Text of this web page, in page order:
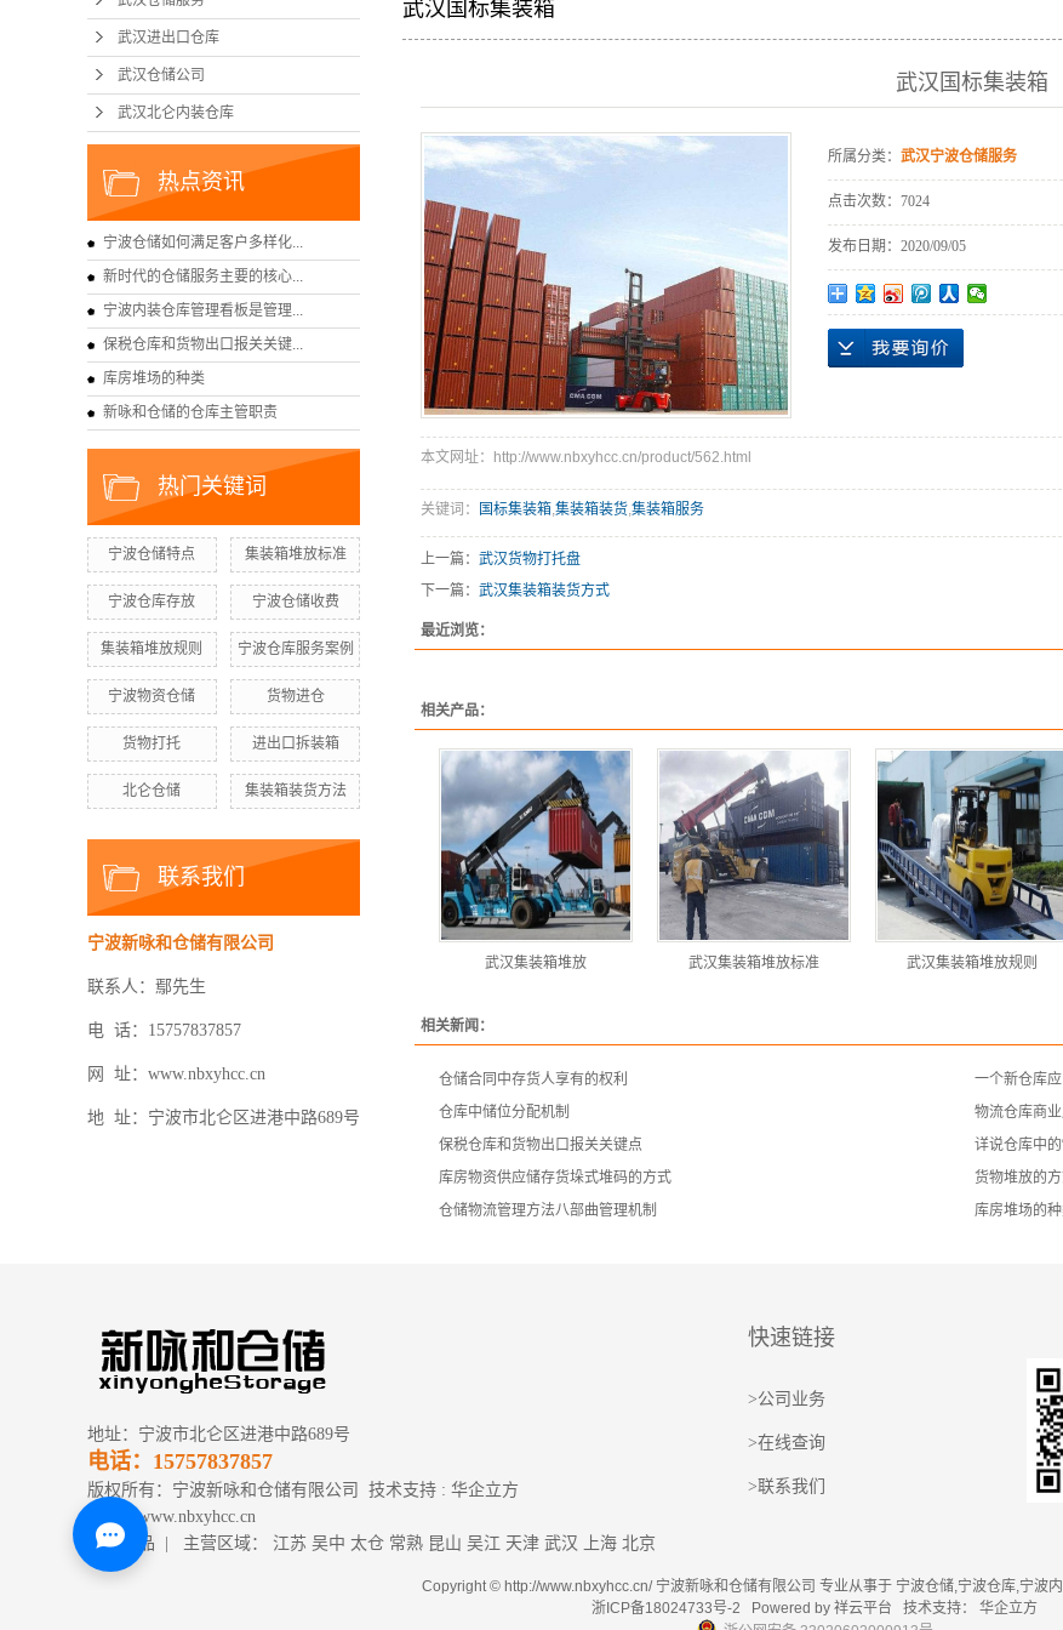
武汉进出口仓库
武汉仓储公司
武汉北仑内装仓库
热点资讯
宁波仓储如何满足客户多样化...
新时代的仓储服务主要的核心...
宁波内装仓库管理看板是管理...
保税仓库和货物出口报关关键...
库房堆场的种类
新咏和仓储的仓库主管职责
热门关键词
宁波仓储特点 集装箱堆放标准
宁波仓库存放 宁波仓储收费
集装箱堆放规则 宁波仓库服务案例
宁波物资仓储 货物进仓
货物打托 进出口拆装箱
北仑仓储 集装箱装货方法
联系我们
宁波新咏和仓储有限公司
联系人：鄢先生
电 话：15757837857
网 址：www.nbxyhcc.cn
地 址：宁波市北仑区进港中路689号
武汉国标集装箱
武汉国标集装箱
所属分类： 武汉宁波仓储服务
点击次数： 7024
发布日期： 2020/09/05
本文网址：http://www.nbxyhcc.cn/product/562.html
关键词： 国标集装箱,集装箱装货,集装箱服务
上一篇： 武汉货物打托盘
下一篇： 武汉集装箱装货方式
最近浏览：
相关产品：
武汉集装箱堆放 武汉集装箱堆放标准 武汉集装箱堆放规则
相关新闻：
仓储合同中存货人享有的权利
一个新仓库
仓库中储位分配机制
物流仓库商
保税仓库和货物出口报关关键点
详说仓库中的
库房物资供应储存货垛式堆码的方式
货物堆放的
仓储物流管理方法八部曲管理机制
库房堆场的
地址：宁波市北仑区进港中路689号
电话：15757837857
版权所有：宁波新咏和仓储有限公司 技术支持 : 华企立方
网址：www.nbxyhcc.cn
热推产品 | 主营区域： 江苏 吴中 太仓 常熟 昆山 吴江 天津 武汉 上海 北京
快速链接
>公司业务
>在线查询
>联系我们
Copyright © http://www.nbxyhcc.cn/ 宁波新咏和仓储有限公司 专业从事于 宁波仓储,宁波仓库,宁波
浙ICP备18024733号-2 Powered by 祥云平台 技术支持： 华企立方